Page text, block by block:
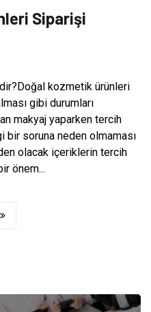
Siparişi
kozmetik ürünleri
gibi durumları
makyaj yaparken tercih
bir soruna neden olmaması
olacak içeriklerin tercih
önem...